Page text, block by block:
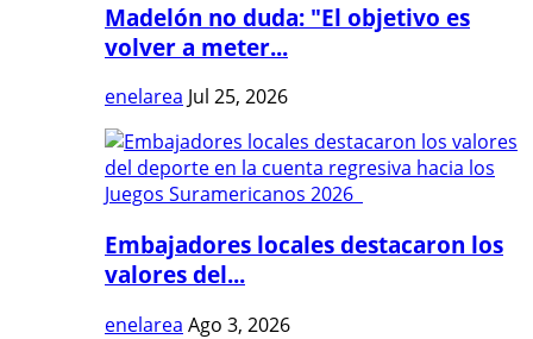
Madelón no duda: "El objetivo es
volver a meter...
enelarea Jul 25, 2026
Embajadores locales destacaron los
valores del...
enelarea Ago 3, 2026